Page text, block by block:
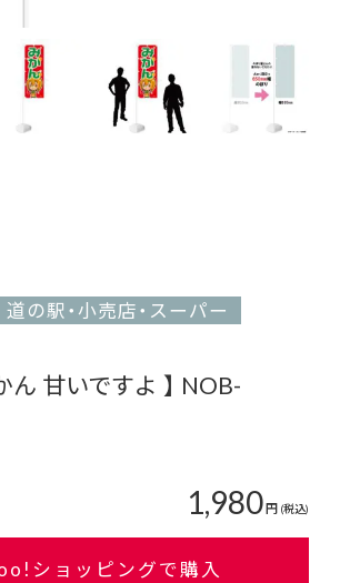
道の駅・小売店・スーパー
ん 甘いですよ 】 NOB-
1,980円 (税込)
ショッピングで購入